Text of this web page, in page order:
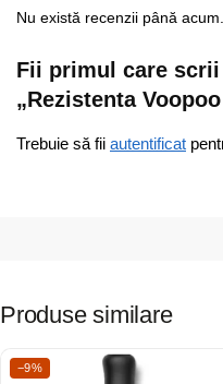
Nu există recenzii până acum.
Fii primul care
„Rezistenta
Trebuie să fii autentificat
Produse similare
−9%